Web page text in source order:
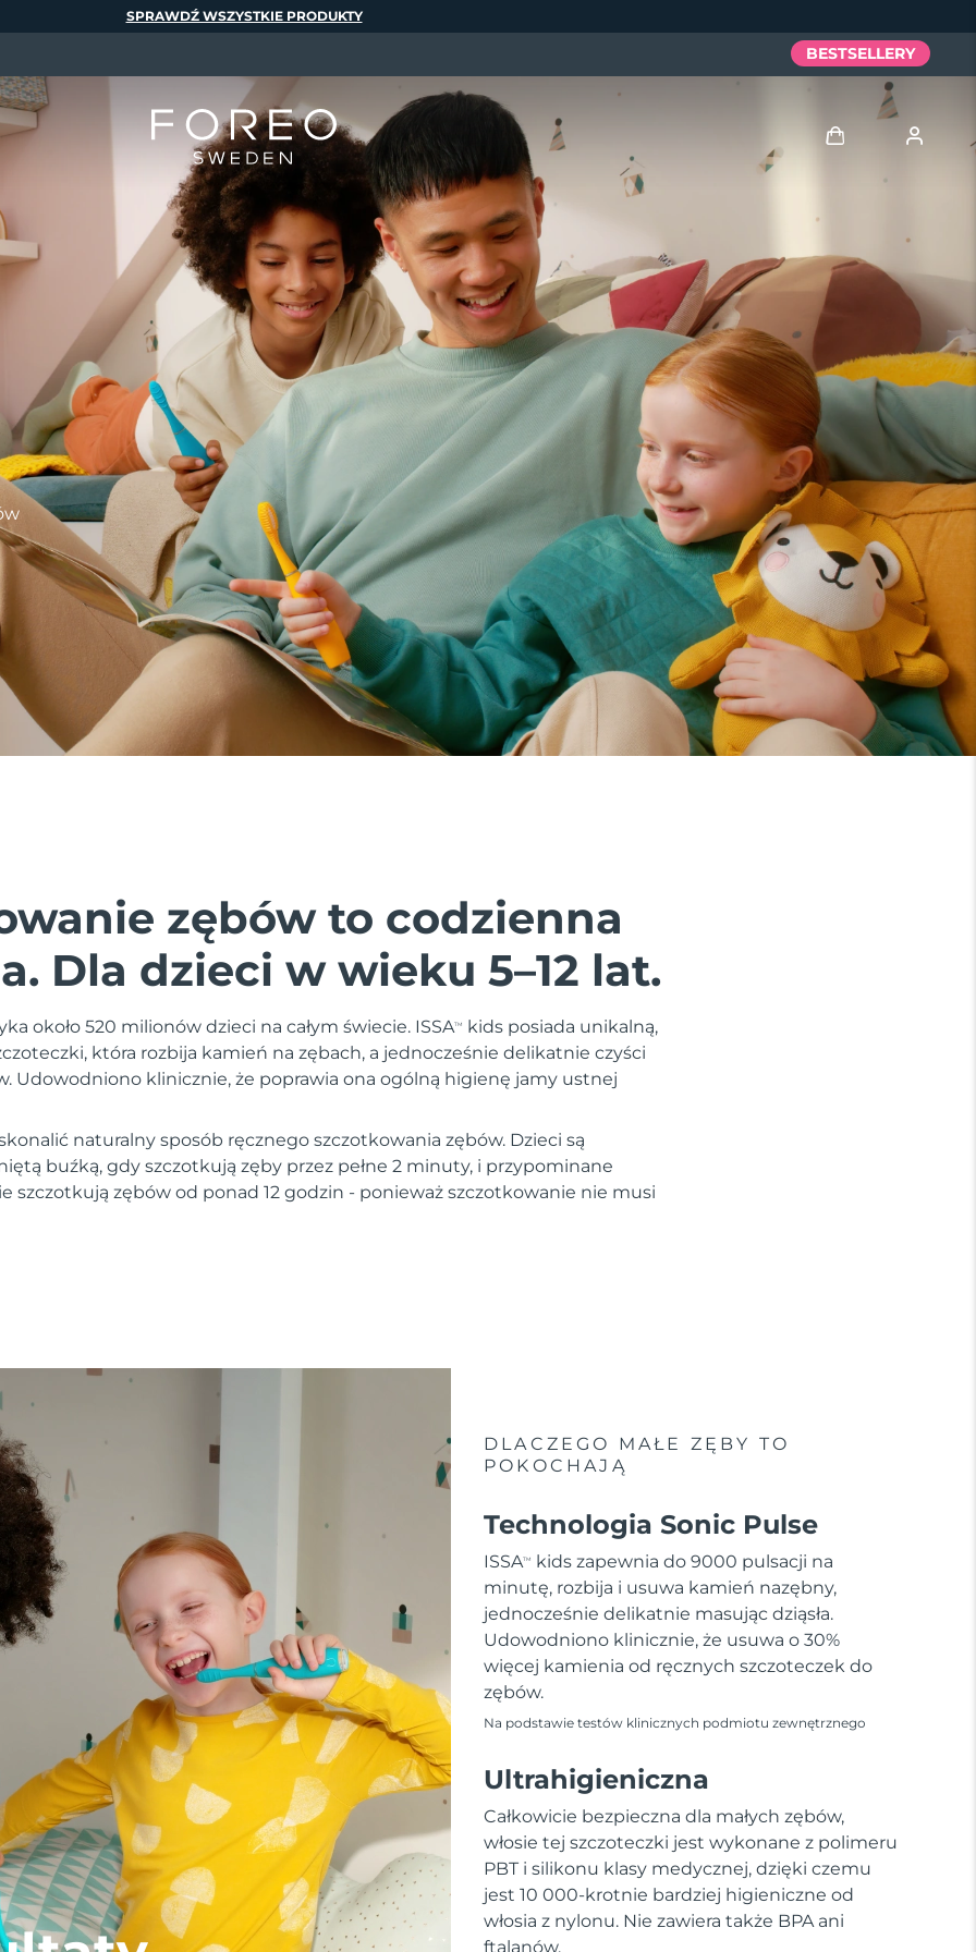
zębów to codzienna
Dla dzieci w wieku 5–12 lat.
około 520 milionów dzieci na całym świecie. ISSATM
kids posiada unikalną,
która rozbija kamień na zębach, a jednocześnie delikatnie czyści
Udowodniono klinicznie, że poprawia ona ogólną higienę jamy ustnej
naturalny sposób ręcznego szczotkowania zębów. Dzieci są
buźką, gdy szczotkują zęby przez pełne 2 minuty, i przypominane
szczotkują zębów od ponad 12 godzin - ponieważ szczotkowanie nie musi
DLACZEGO MAŁE ZĘBY TO
POKOCHAJĄ
Technologia Sonic Pulse
ISSATM
kids zapewnia do 9000 pulsacji na
minutę, rozbija i usuwa kamień nazębny,
jednocześnie delikatnie masując dziąsła.
Udowodniono klinicznie, że usuwa o 30%
więcej kamienia od ręcznych szczoteczek do
zębów.
Na podstawie testów klinicznych podmiotu zewnętrznego
Ultrahigieniczna
Całkowicie bezpieczna dla małych zębów,
włosie tej szczoteczki jest wykonane z polimeru
PBT i silikonu klasy medycznej, dzięki czemu
jest 10 000-krotnie bardziej higieniczne od
włosia z nylonu. Nie zawiera także BPA ani
ftalanów.
SPRAWDŹ WSZYSTKIE PRODUKTY
BESTSELLERY
Profil użytkownika
Moje urządzenia
Moje zamówienia
Moje adresy
Moje subskrypcje